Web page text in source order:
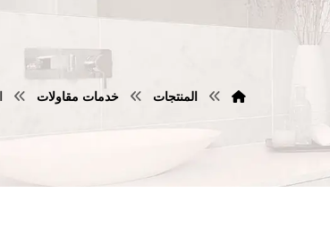
المنتجات خدمات مقاولات